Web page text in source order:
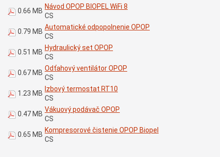
0.66 MB
Návod OPOP BIOPEL WiFi 8
CS
0.79 MB
Automatické odpopolnenie OPOP
CS
0.51 MB
Hydraulický set OPOP
CS
0.67 MB
Odťahový ventilátor OPOP
CS
1.23 MB
Izbový termostat RT10
CS
0.47 MB
Vákuový podávač OPOP
CS
0.65 MB
Kompresorové čistenie OPOP Biopel
CS